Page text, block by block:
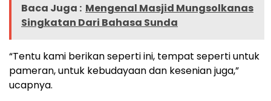
Baca Juga : Mengenal Masjid Mungsolkanas
Singkatan Dari Bahasa Sunda
“Tentu kami berikan seperti ini, tempat seperti untuk
pameran, untuk kebudayaan dan kesenian juga,”
ucapnya.